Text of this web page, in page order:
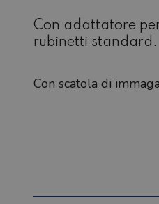
Con adattatore
rubinetti standard.
Con scatola di